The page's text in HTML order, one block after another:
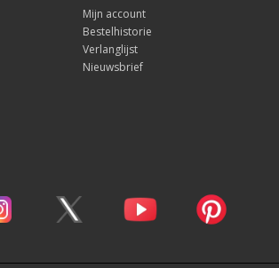
Mijn account
Bestelhistorie
Verlanglijst
Nieuwsbrief